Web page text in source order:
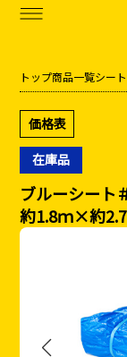
サトケ
お知ら
お問
アクセ
トップ商品一覧シー
価格表
在庫品
ブルーシート
約1.8ｍ×約